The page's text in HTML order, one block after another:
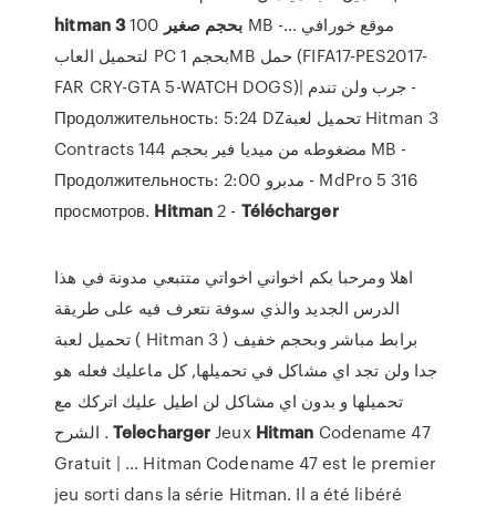
hitman3 بحجم صغير 100 MB‬‎ -… موقع خورافي
لتحميل العاب PC بحجم 1MB حمل (FIFA17-PES2017-
FAR CRY-GTA 5-WATCH DOGS)| جرب ولن تندم -
Продолжительность: 5:24 DZتحميل لعبة Hitman 3
Contracts مضغوطه من ميديا فير بحجم 144 MB -
Продолжительность: 2:00 مدبرو - MdPro 5 316
просмотров. Hitman2 - Télécharger
اهلا ومرحبا بكم اخواني اخواتي متتبعي مدونة في هذا
الدرس الجديد والذي سوفة نتعرف فيه على طريقة
تحميل لعبة ( Hitman 3 ) برابط مباشر وبحجم خفيف
جدا ولن تجد اي مشاكل في تحميلها, كل ماعليك فعله هو
تحميلها و بدون اي مشاكل لن اطيل عليك اتركك مع
الشرح .TelechargerJeux Hitman Codename 47
Gratuit | … Hitman Codename 47 est le premier
jeu sorti dans la série Hitman. Il a été libéré